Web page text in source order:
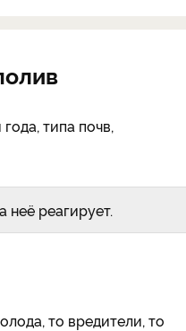
типа почв,
неё реагирует.
то вредители, то